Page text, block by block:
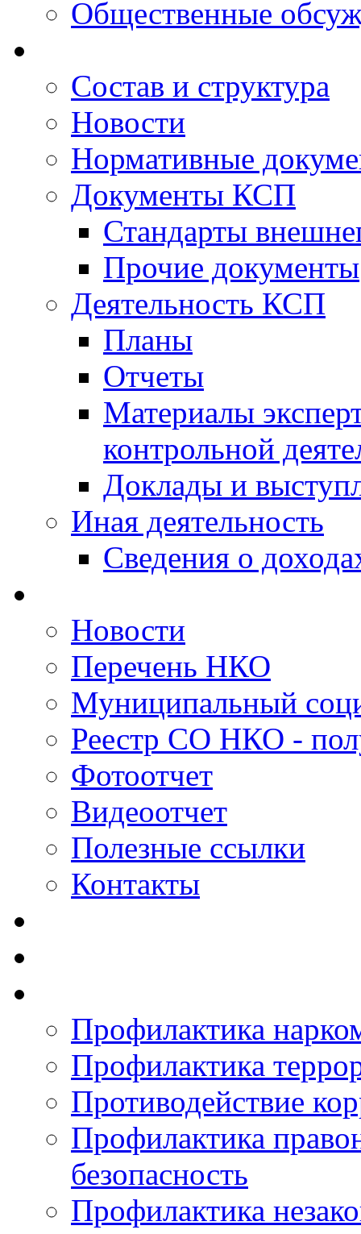
Общественные
Состав и структура
Новости
Нормативные
Документы КСП
Стандарты
Прочие документы
Деятельность КСП
Планы
Отчеты
Материалы
контрольной
Доклады и
Иная деятельность
Сведения о
Новости
Перечень НКО
Муниципальный
Реестр СО НКО -
Фотоотчет
Видеоотчет
Полезные ссылки
Контакты
Профилактика
Профилактика
Противодействие
Профилактика
безопасность
Профилактика